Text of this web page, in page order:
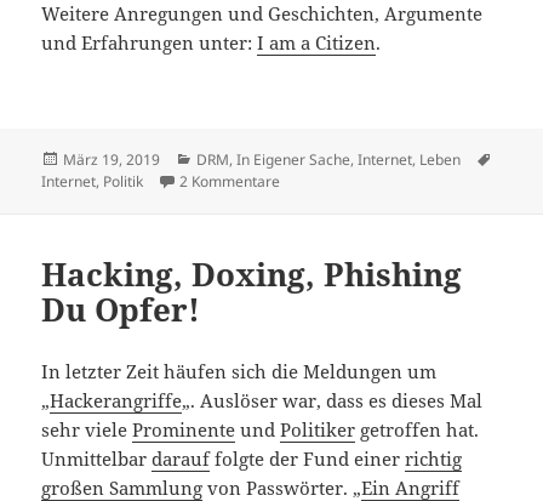
Weitere Anregungen und Geschichten, Argumente
und Erfahrungen unter:I am a Citizen.
Veröffentlicht
am
März 19, 2019 Kategorien
DRM,In Eigener Sache,Internet, Leben
Internet, Politik 2 Kommentare
Hacking, Doxing, Phishing
Du Opfer!
In letzter Zeit häufen sich die Meldungen um
„Hackerangriffe„. Auslöser war, dass es dieses Mal
sehr vieleProminente undPolitiker getroffen hat.
Unmittelbardarauffolgte der Fund einerrichtig
großen Sammlung von Passwörter. „Ein Angriff